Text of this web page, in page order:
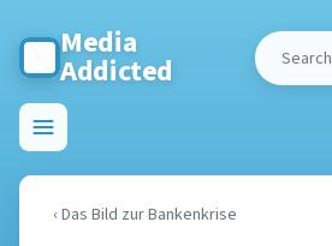
Media
Addicted
Search
Toggle
menu
‹ Das Bild zur Bankenkrise